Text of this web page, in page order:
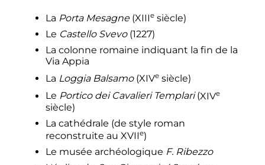
La Porta Mesagne(XIIIe siècle)
Le Castello Svevo(1227)
La colonne romaine indiquant la fin de la
Via Appia
La Loggia Balsamo(XIVe siècle)
Le Portico dei Cavalieri Templari(XIVe
siècle)
La cathédrale (de style roman
reconstruite au XVIIe)
Le musée archéologique F. Ribezzo